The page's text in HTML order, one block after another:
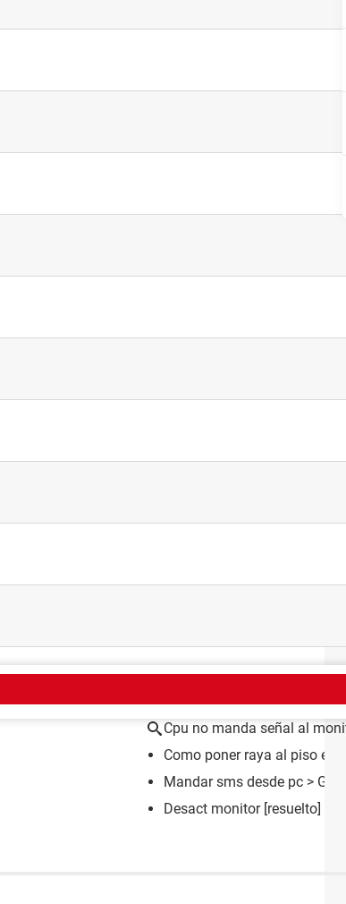
Cpu no manda señal al
Como poner raya al piso en pc
Mandar sms desde pc > Guide
Desact monitor[resuelto] >